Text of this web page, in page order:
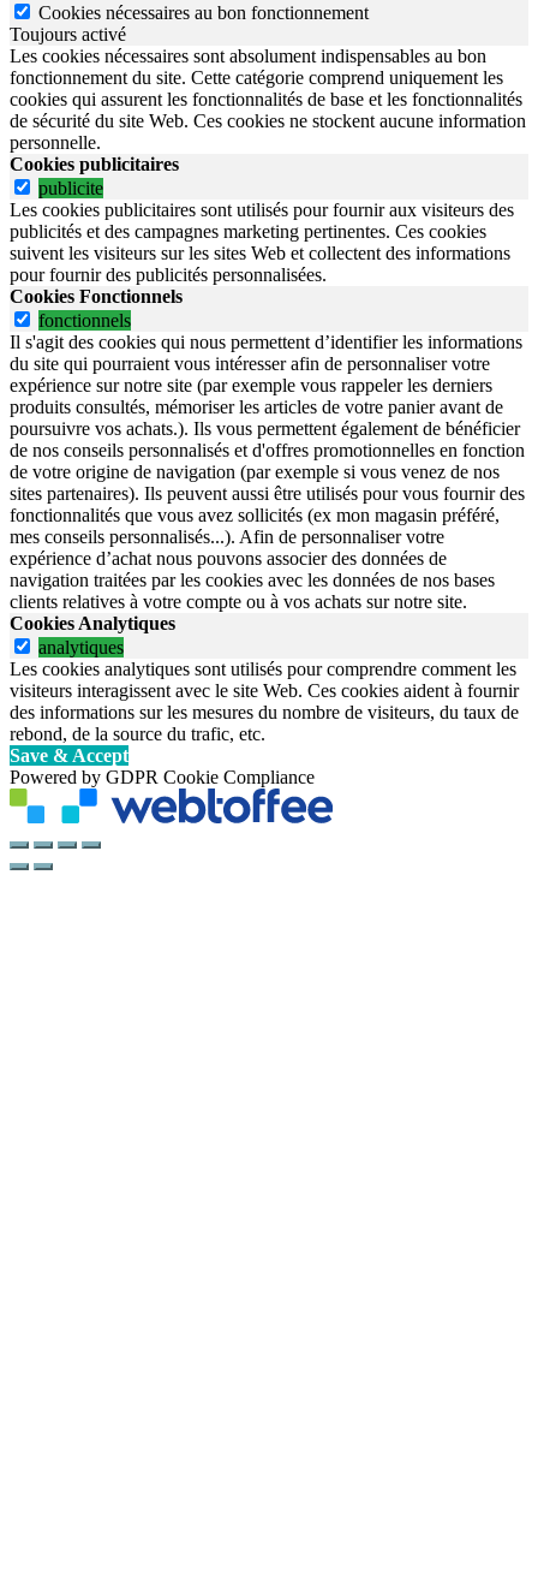
Cookies nécessaires au bon fonctionnement
Toujours activé
Les cookies nécessaires sont absolument indispensables au bon
fonctionnement du site. Cette catégorie comprend uniquement les
cookies qui assurent les fonctionnalités de base et les fonctionnalités
de sécurité du site Web. Ces cookies ne stockent aucune information
personnelle.
Cookies publicitaires
publicite
Les cookies publicitaires sont utilisés pour fournir aux visiteurs des
publicités et des campagnes marketing pertinentes. Ces cookies
suivent les visiteurs sur les sites Web et collectent des informations
pour fournir des publicités personnalisées.
Cookies Fonctionnels
fonctionnels
Il s'agit des cookies qui nous permettent d’identifier les informations
du site qui pourraient vous intéresser afin de personnaliser votre
expérience sur notre site (par exemple vous rappeler les derniers
produits consultés, mémoriser les articles de votre panier avant de
poursuivre vos achats.). Ils vous permettent également de bénéficier
de nos conseils personnalisés et d'offres promotionnelles en fonction
de votre origine de navigation (par exemple si vous venez de nos
sites partenaires). Ils peuvent aussi être utilisés pour vous fournir des
fonctionnalités que vous avez sollicités (ex mon magasin préféré,
mes conseils personnalisés...). Afin de personnaliser votre
expérience d’achat nous pouvons associer des données de
navigation traitées par les cookies avec les données de nos bases
clients relatives à votre compte ou à vos achats sur notre site.
Cookies Analytiques
analytiques
Les cookies analytiques sont utilisés pour comprendre comment les
visiteurs interagissent avec le site Web. Ces cookies aident à fournir
des informations sur les mesures du nombre de visiteurs, du taux de
rebond, de la source du trafic, etc.
Save & Accept
Powered by GDPR Cookie Compliance